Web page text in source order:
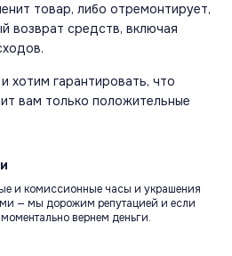
товар, либо отремонтирует,
возврат средств, включая
хотим гарантировать, что
вам только положительные
и комиссионные часы и украшения
— мы дорожим репутацией и если
вернем деньги.